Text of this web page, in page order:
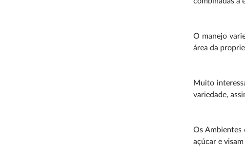
O manejo
área da
Muito
variedade,
Os Ambientes
açúcar e